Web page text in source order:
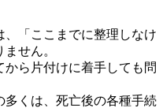
「ここまでに整理しなけ
せん。
ら片付けに着手しても問
くは、死亡後の各種手続